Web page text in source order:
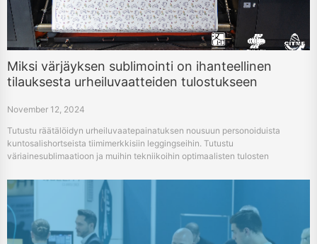
Miksi värjäyksen sublimointi on ihanteellinen
tilauksesta urheiluvaatteiden tulostukseen
November 12, 2024
Tutustu räätälöidyn urheiluvaatepainatuksen nousuun personoiduista
kuntosalishortseista tiimimerkkisiin leggingseihin. Tutustu
väriainesublimaatioon ja muihin tekniikoihin optimaalisten tulosten